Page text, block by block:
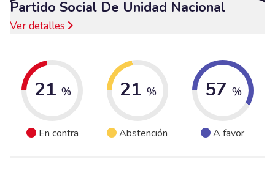
Partido Social De Unidad Nacional
Ver detalles
21 %
En contra
21 %
Abstención
57 %
A favor